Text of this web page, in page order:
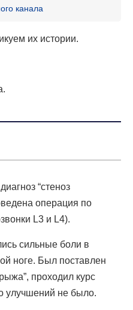
канала
их истории.
“стеноз
операция по
L3 и L4).
сильные боли в
ноге. Был поставлен
проходил курс
улучшений не было.